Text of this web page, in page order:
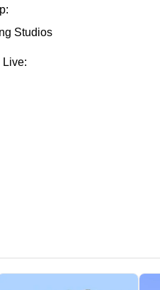
Проблема
входа работают корректно
Studios
Live: